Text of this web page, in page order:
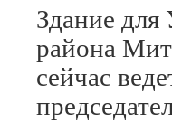
Здание для
района
сейчас